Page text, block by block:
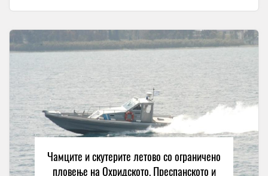
Чамците и скутерите летово со ограничено
пловење на Охридското, Преспанското и